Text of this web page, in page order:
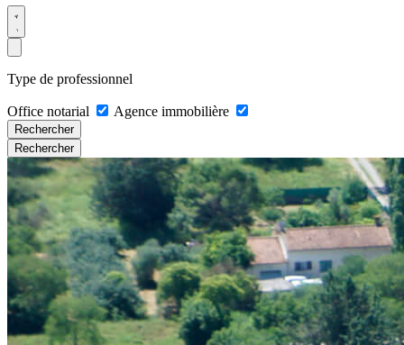
Type de professionnel
Office notarial Agence immobilière
Rechercher
Rechercher